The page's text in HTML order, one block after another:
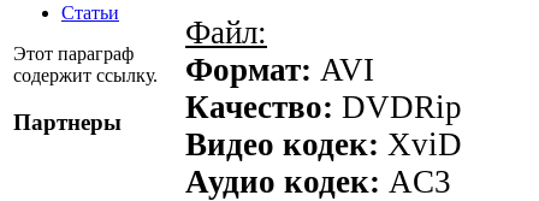
Статьи
Этот параграф
содержит ссылку.
Партнеры
Файл:
Формат: AVI
Качество: DVDRip
Видео кодек: XviD
Аудио кодек: AC3